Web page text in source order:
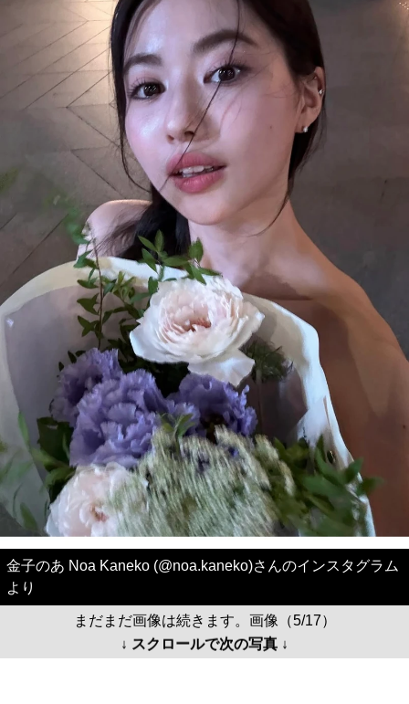
金子のあ Noa Kaneko (@noa.kaneko)さんのインスタグラム
より
まだまだ画像は続きます。画像（5/17）
↓ スクロールで次の写真 ↓